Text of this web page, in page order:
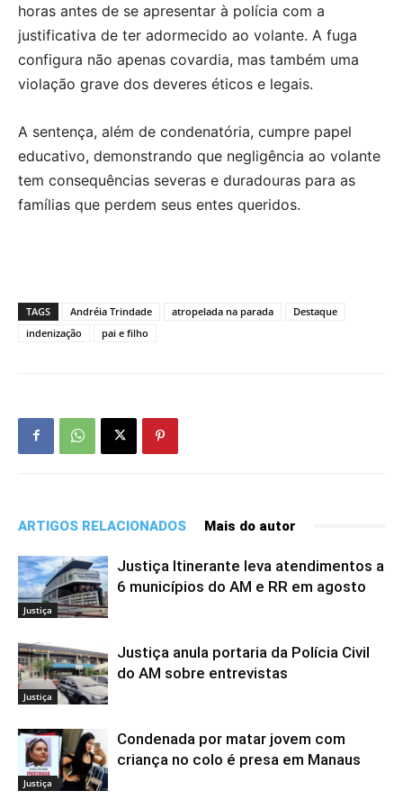
horas antes de se apresentar à polícia com a
justificativa de ter adormecido ao volante. A fuga
configura não apenas covardia, mas também uma
violação grave dos deveres éticos e legais.
A sentença, além de condenatória, cumpre papel
educativo, demonstrando que negligência ao volante
tem consequências severas e duradouras para as
famílias que perdem seus entes queridos.
TAGS Andréia Trindade atropelada na parada
Destaque
indenização
pai e filho
ARTIGOS RELACIONADOS Mais do autor
Justiça
Justiça Itinerante leva atendimentos a
6 municípios do AM e RR em agosto
Justiça
Justiça anula portaria da Polícia Civil
do AM sobre entrevistas
Justiça
Condenada por matar jovem com
criança no colo é presa em Manaus